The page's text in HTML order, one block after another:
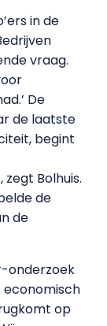
in de
vraag.
De
de laatste
begint
Bolhuis.
de
de
onderzoek
economisch
op